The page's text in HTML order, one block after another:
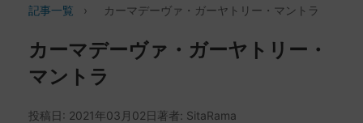
記事一覧 › カーマデーヴァ・ガーヤトリー・マントラ
カーマデーヴァ・ガーヤトリー・
マントラ
投稿日: 2021年03月02日著者: SitaRama